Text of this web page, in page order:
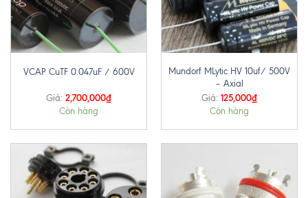
VCAP CuTF 0.047uF / 600V
Giá: 2,700,000₫
Còn hàng
Mundorf MLytic HV 10uf/ 500V
– Axial
Giá: 125,000₫
Còn hàng